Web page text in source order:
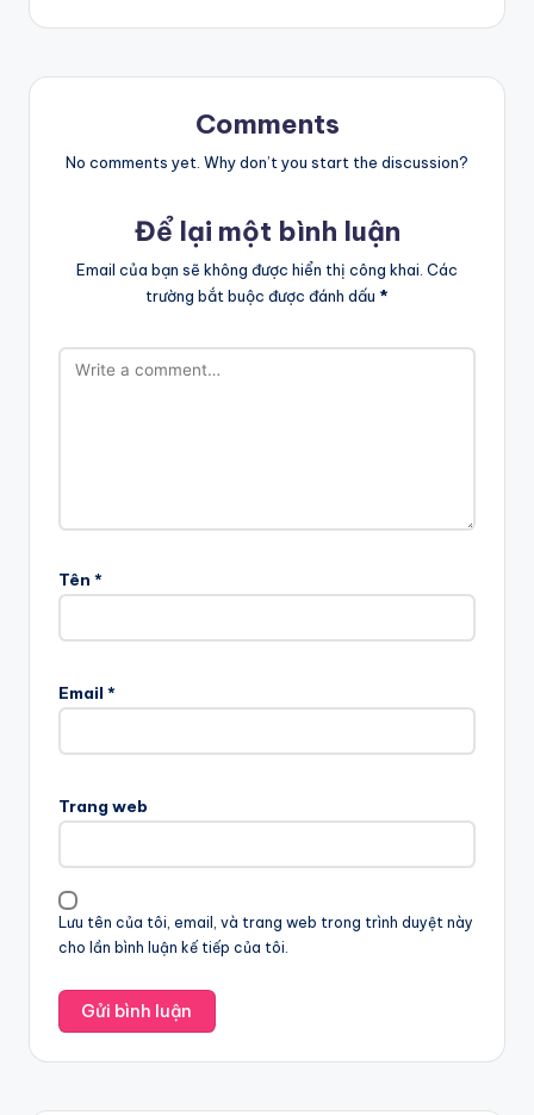
Comments
No comments yet. Why don’t you start the discussion?
Để lại một bình luận
Email của bạn sẽ không được hiển thị công khai. Các
trường bắt buộc được đánh dấu *
Tên *
Email *
Trang web
Lưu tên của tôi, email, và trang web trong trình duyệt này
cho lần bình luận kế tiếp của tôi.